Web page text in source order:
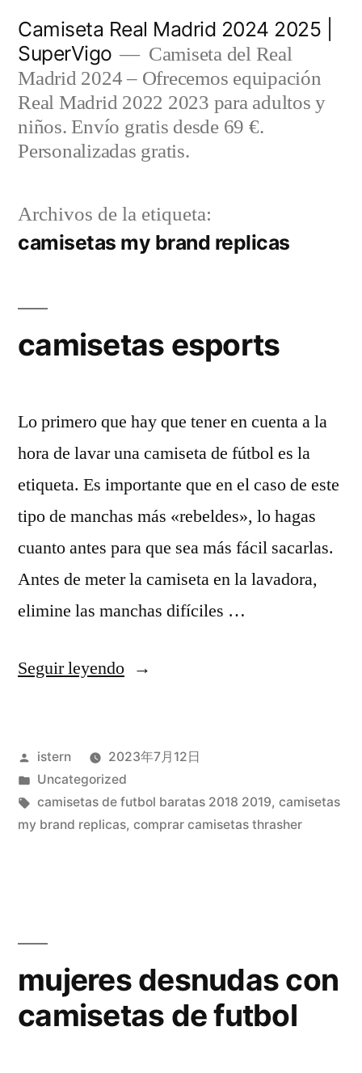
contenido
Camiseta Real Madrid 2024 2025 |
SuperVigo
Camiseta del Real
Madrid 2024 – Ofrecemos equipación
Real Madrid 2022 2023 para adultos y
niños. Envío gratis desde 69 €.
Personalizadas gratis.
Archivos de la etiqueta:
camisetas my brand replicas
camisetas esports
Lo primero que hay que tener en cuenta a la
hora de lavar una camiseta de fútbol es la
etiqueta. Es importante que en el caso de este
tipo de manchas más «rebeldes», lo hagas
cuanto antes para que sea más fácil sacarlas.
Antes de meter la camiseta en la lavadora,
elimine las manchas difíciles …
Seguir leyendo«camisetas
Publicado
por
istern
2023年7月12日
Publicado
en
Uncategorized
Etiquetas:
camisetas de futbol baratas 2018 2019, camisetas
my brand replicas, comprar camisetas thrasher
mujeres desnudas con
camisetas de futbol